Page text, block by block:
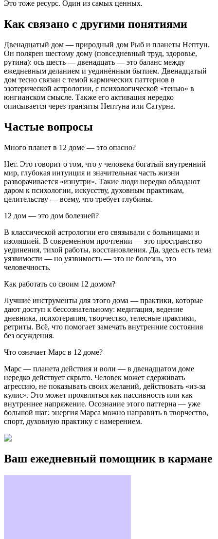
Это тоже ресурс. Один из самых ценных.
Как связано с другими понятиями
Двенадцатый дом — природный дом Рыб и планеты Нептун.
Он полярен шестому дому (повседневный труд, здоровье,
рутина): ось шесть — двенадцать — это баланс между
ежедневным деланием и уединённым бытием. Двенадцатый
дом тесно связан с темой кармических паттернов в
эзотерической астрологии, с психологической «тенью» в
юнгианском смысле. Также его активация нередко
описывается через транзиты Нептуна или Сатурна.
Частые вопросы
Много планет в 12 доме — это опасно?
Нет. Это говорит о том, что у человека богатый внутренний
мир, глубокая интуиция и значительная часть жизни
разворачивается «изнутри». Такие люди нередко обладают
даром к психологии, искусству, духовным практикам,
целительству — всему, что требует глубины.
12 дом — это дом болезней?
В классической астрологии его связывали с больницами и
изоляцией. В современном прочтении — это пространство
уединения, тихой работы, восстановления. Да, здесь есть тема
уязвимости — но уязвимость — это не болезнь, это
человечность.
Как работать со своим 12 домом?
Лучшие инструменты для этого дома — практики, которые
дают доступ к бессознательному: медитация, ведение
дневника, психотерапия, творчество, телесные практики,
ретриты. Всё, что помогает замечать внутренние состояния
без осуждения.
Что означает Марс в 12 доме?
Марс — планета действия и воли — в двенадцатом доме
нередко действует скрыто. Человек может сдерживать
агрессию, не показывать своих желаний, действовать «из-за
кулис». Это может проявляться как пассивность или как
внутреннее напряжение. Осознание этого паттерна — уже
большой шаг: энергия Марса можно направить в творчество,
спорт, духовную практику с намерением.
Ваш ежедневный помощник в кармане